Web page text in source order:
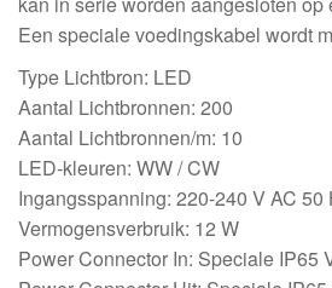
Een speciale voedingskabel wordt
Type Lichtbron: LED
Aantal Lichtbronnen: 200
Aantal Lichtbronnen/m: 10
LED-kleuren: WW / CW
Ingangsspanning: 220-240 V AC 50
Vermogensverbruik: 12 W
Power Connector In: Speciale IP65